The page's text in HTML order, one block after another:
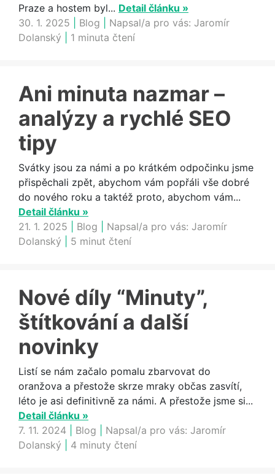
Praze a hostem byl... Detail článku »
30. 1. 2025
Blog Napsal/a pro vás: Jaromír
Dolanský
1 minuta čtení
Ani minuta nazmar –
analýzy a rychlé SEO
tipy
Svátky jsou za námi a po krátkém odpočinku jsme
přispěchali zpět, abychom vám popřáli vše dobré
do nového roku a taktéž proto, abychom vám...
Detail článku »
21. 1. 2025
Blog Napsal/a pro vás: Jaromír
Dolanský
5 minut čtení
Nové díly “Minuty”,
štítkování a další
novinky
Listí se nám začalo pomalu zbarvovat do
oranžova a přestože skrze mraky občas zasvítí,
léto je asi definitivně za námi. A přestože jsme si...
Detail článku »
7. 11. 2024
Blog Napsal/a pro vás: Jaromír
Dolanský
4 minuty čtení